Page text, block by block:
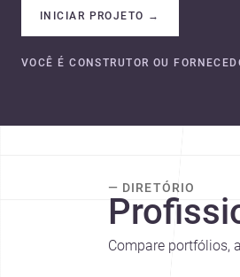
INICIAR PROJETO →
VOCÊ É CONSTRUTOR OU
— DIRETÓRIO
Compare portfólios,